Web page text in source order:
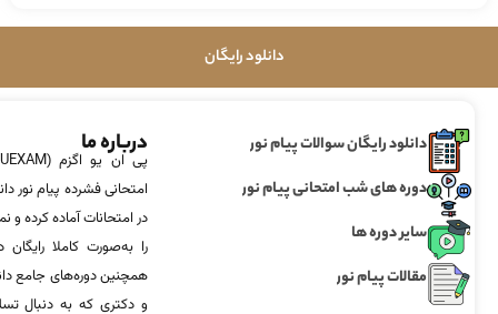
دانلود رایگان
دانلود رایگان سوالات پیام نور
دوره های شب امتحانی پیام نور
سایر دوره ها
مقالات پیام نور
درباره ما
امتحانی فشرده پیام نور
در امتحانات آماده‌ کرده
را به‌صورت کاملا
همچنین دوره‌های جامع
و دکتری که به دنبال